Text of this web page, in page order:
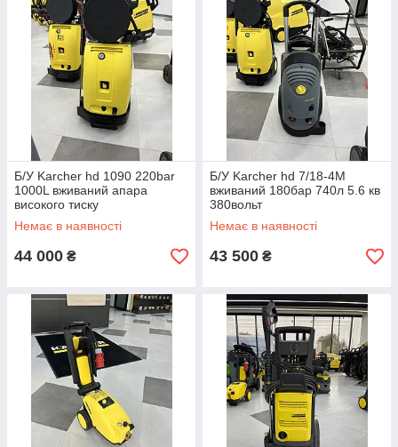
Б/У Karcher hd 1090 220bar
1000L вживаний апара
високого тиску
Немає в наявності
44 000 ₴
Б/У Karcher hd 7/18-4M
вживаний 180бар 740л 5.6 кв
380вольт
Немає в наявності
43 500 ₴